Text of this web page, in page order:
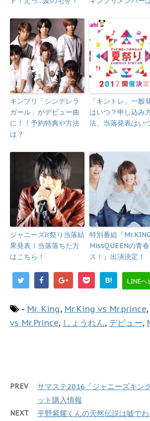
キンプリ「シンデレラ
ガール」がデビュー曲
に！！予約特典や方法
は？
「キントレ」一般
はいつ？申し込み
法、当落発表はい
ジャニーズJr祭り当落結
果発表！当落落ちた方
はこちら！
特別番組『
MissQUEENの青
ス！』出演決定！
B! LINEへ
- Mr. King, Mr.King vs Mr.prince,
vs Mr.Prince, しょうれん, デビュー,
PREV
サマステ2016「ジャニーズキン
ット購入情報
NEXT
平野紫耀くんの天然伝説は嘘で